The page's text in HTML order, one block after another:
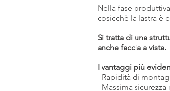
Nella fase
cosicchè la lastra è
Si tratta di una
anche faccia a vista.
I vantaggi più
- Rapidità di
- Massima